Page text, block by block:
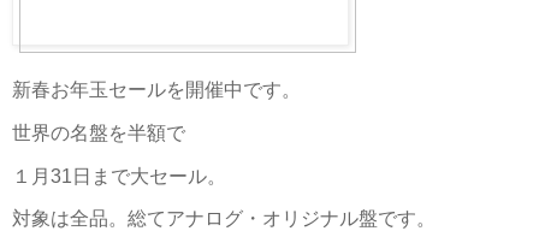
新春お年玉セールを開催中です。
世界の名盤を半額で
１月31日まで大セール。
対象は全品。総てアナログ・オリジナル盤です。